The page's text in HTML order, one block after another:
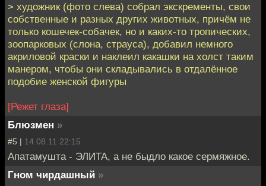
> художник (фото слева) собрал экскременты, свои
собственные и разных других животных, причём не
только кошечек-собачек, но и каких-то тропических,
зоопарковых (слона, страуса), добавил немного
акриловой краски и наклеил какашки на холст таким
манером, чтобы они складывались в отдалённое
подобие женской фигуры
[Режет глаза]
Блюзмен »
#5 | 14.08.11 22:15
Апатамушта - ЭЛИТА, а не быдло какое сермяжное.
Гном чирдашный »